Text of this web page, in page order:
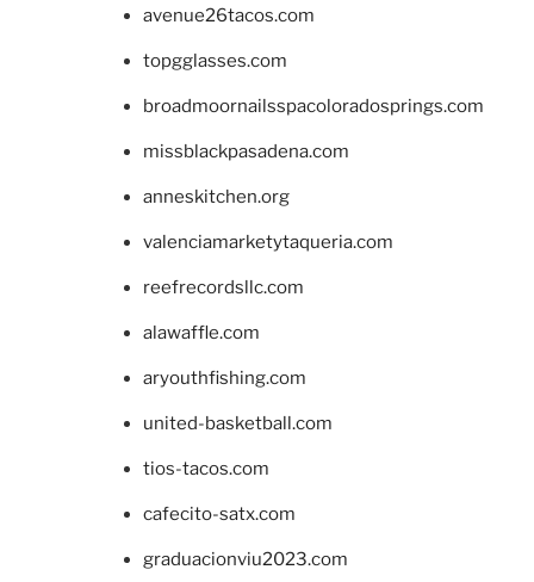
avenue26tacos.com
topgglasses.com
broadmoornailsspacoloradosprings.com
missblackpasadena.com
anneskitchen.org
valenciamarketytaqueria.com
reefrecordsllc.com
alawaffle.com
aryouthfishing.com
united-basketball.com
tios-tacos.com
cafecito-satx.com
graduacionviu2023.com